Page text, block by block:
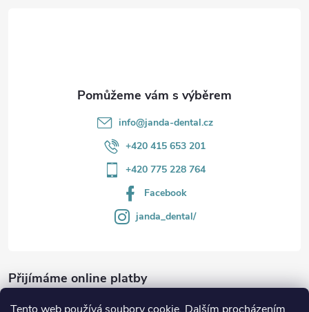
info@janda-dental.cz
+420 415 653 201
+420 775 228 764
Facebook
janda_dental/
Přijímáme online platby